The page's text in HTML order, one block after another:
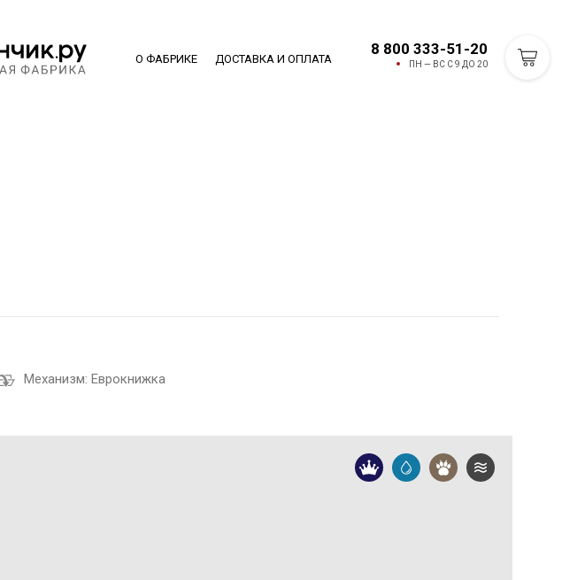
О ФАБРИКЕ ДОСТАВКА И ОПЛАТА
8 800 333-51-20
ПН — ВС С 9 ДО 20
Механизм: Еврокнижка